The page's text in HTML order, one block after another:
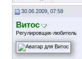
30.06.2009, 07:58
Витос
Регулировщик-любитель